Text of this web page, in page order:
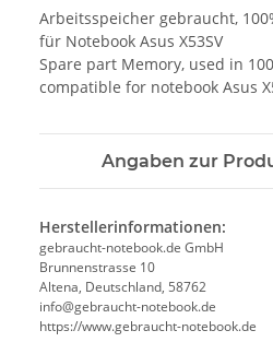
Arbeitsspeicher gebraucht,
für Notebook Asus X53SV
Spare part Memory, used in
compatible for notebook Asus
Angaben zur
Herstellerinformationen:
gebraucht-notebook.de GmbH
Brunnenstrasse 10
Altena, Deutschland, 58762
info@gebraucht-notebook.de
https://www.gebraucht-notebook.de